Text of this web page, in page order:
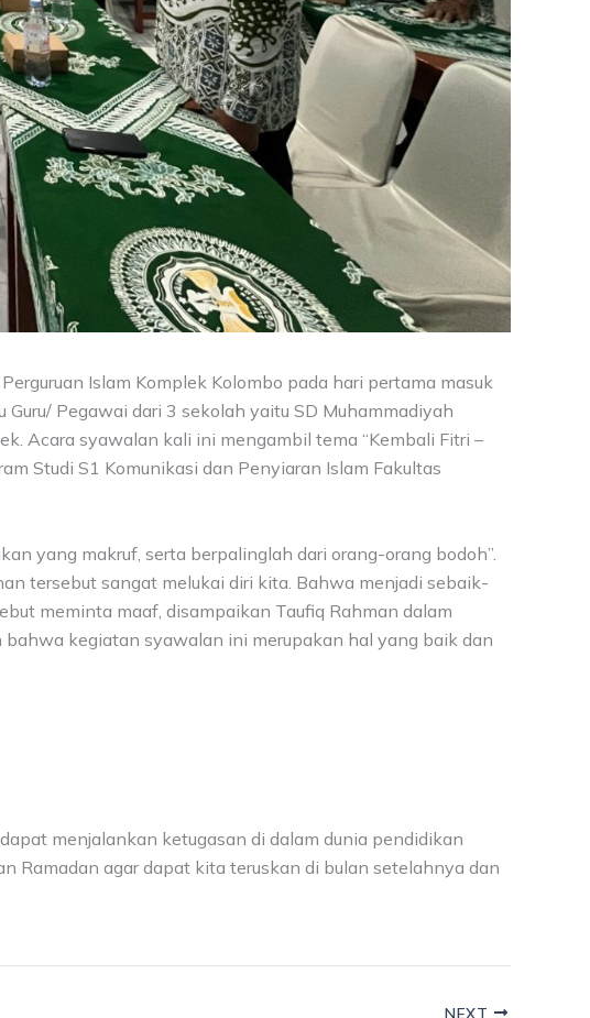
Islam Komplek Kolombo pada hari pertama masuk
Pegawai dari 3 sekolah yaitu SD Muhammadiyah
Acara syawalan kali ini mengambil tema “Kembali Fitri –
Studi S1 Komunikasi dan Penyiaran Islam Fakultas
yang makruf, serta berpalinglah dari orang-orang bodoh”.
tersebut sangat melukai diri kita. Bahwa menjadi sebaik-
meminta maaf, disampaikan Taufiq Rahman dalam
bahwa kegiatan syawalan ini merupakan hal yang baik dan
menjalankan ketugasan di dalam dunia pendidikan
Ramadan agar dapat kita teruskan di bulan setelahnya dan
NEXT